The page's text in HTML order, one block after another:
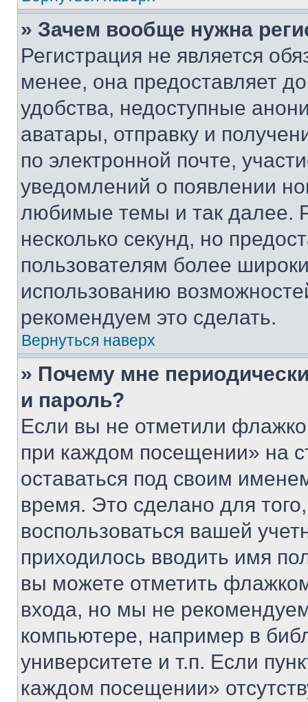
» Зачем вообще нужна
Регистрация не является
менее, она предоставляет
удобства, недоступные
аватары, отправку и
по электронной почте,
уведомлений о появлении
любимые темы и так далее.
несколько секунд, но
пользователям более
использованию
рекомендуем это сделать.
Вернуться наверх
» Почему мне
и пароль?
Если вы не отметили
при каждом посещении» на
оставаться под своим
время. Это сделано для
воспользоваться вашей
приходилось вводить имя
вы можете отметить
входа, но мы не
компьютере, например в
университете и т.п. Если
каждом посещении»